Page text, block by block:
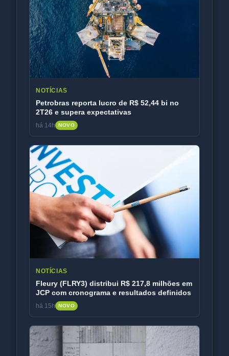
NOTÍCIAS
Petrobras reporta lucro de R$ 52,44 bi no
2T26 e supera expectativas
há 14h NOVO
NOTÍCIAS
Fleury (FLRY3) distribui R$ 217,8 milhões em
JCP com cronograma e resultados definidos
há 15h NOVO